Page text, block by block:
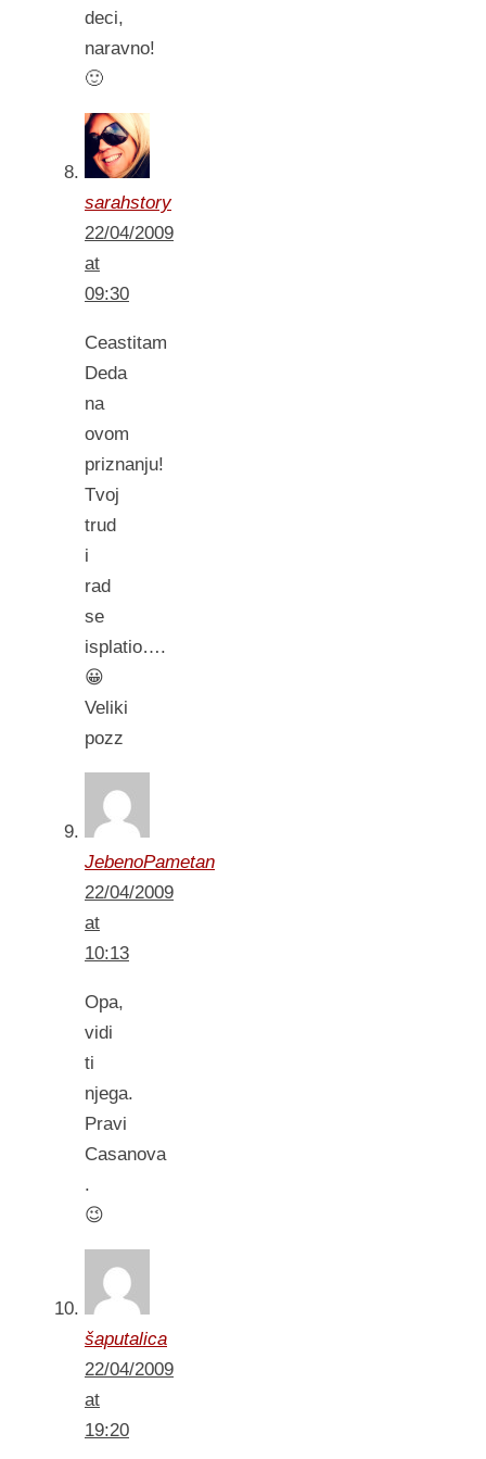
deci,
naravno!
🙂
sarahstory
22/04/2009
at
09:30
Ceastitam
Deda
na
ovom
priznanju!
Tvoj
trud
i
rad
se
isplatio….
😀
Veliki
pozz
JebenoPametan
22/04/2009
at
10:13
Opa,
vidi
ti
njega.
Pravi
Casanova
.
😉
šaputalica
22/04/2009
at
19:20